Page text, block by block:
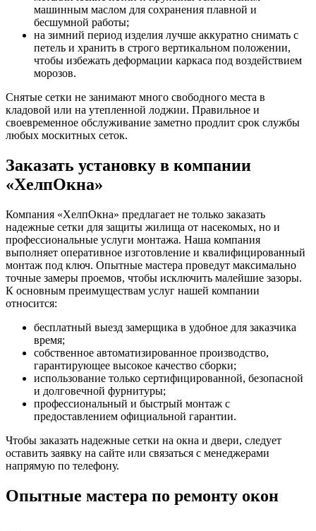
машинным маслом для сохранения плавной и
бесшумной работы;
на зимний период изделия лучше аккуратно снимать с
петель и хранить в строго вертикальном положении,
чтобы избежать деформации каркаса под воздействием
морозов.
Снятые сетки не занимают много свободного места в
кладовой или на утепленной лоджии. Правильное и
своевременное обслуживание заметно продлит срок службы
любых москитных сеток.
Заказать установку в компании
«ХелпОкна»
Компания «ХелпОкна» предлагает не только заказать
надежные сетки для защиты жилища от насекомых, но и
профессиональные услуги монтажа. Наша компания
выполняет оперативное изготовление и квалифицированный
монтаж под ключ. Опытные мастера проведут максимально
точные замеры проемов, чтобы исключить малейшие зазоры.
К основным преимуществам услуг нашей компании
относится:
бесплатный выезд замерщика в удобное для заказчика
время;
собственное автоматизированное производство,
гарантирующее высокое качество сборки;
использование только сертифицированной, безопасной
и долговечной фурнитуры;
профессиональный и быстрый монтаж с
предоставлением официальной гарантии.
Чтобы заказать надежные сетки на окна и двери, следует
оставить заявку на сайте или связаться с менеджерами
напрямую по телефону.
Опытные мастера по ремонту окон